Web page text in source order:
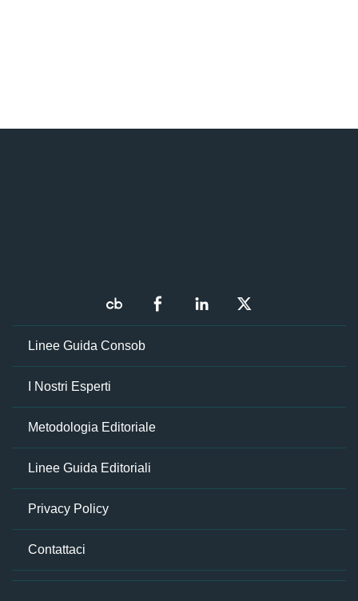
Linee Guida Consob
I Nostri Esperti
Metodologia Editoriale
Linee Guida Editoriali
Privacy Policy
Contattaci